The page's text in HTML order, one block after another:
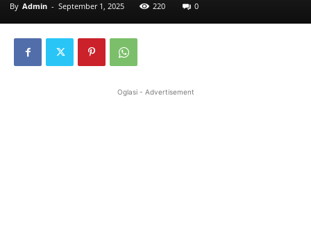
By Admin - September 1, 2025 220 0
Oglasi - Advertisement